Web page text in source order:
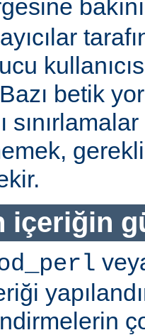
betik
içeriğin